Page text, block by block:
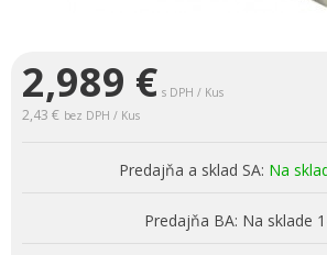
2,989 € s DPH / Kus
2,43 € bez DPH / Kus
Predajňa a sklad SA: Na
Predajňa BA: Na sklade